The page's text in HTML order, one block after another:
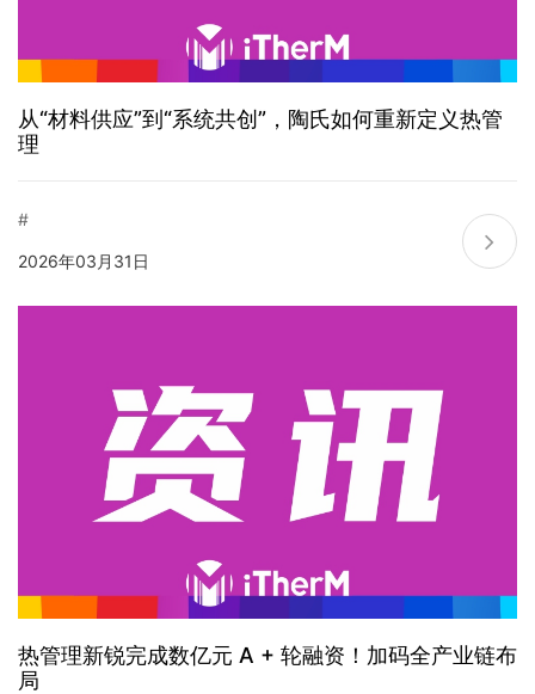
从“材料供应”到“系统共创”，陶氏如何重新定义热管
理
#
2026年03月31日
热管理新锐完成数亿元 A + 轮融资！加码全产业链布
局